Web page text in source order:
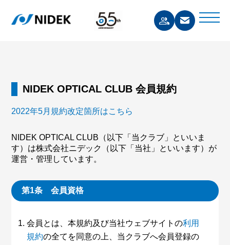
NIDEK OPTICAL CLUB 会員規約
2022年5月規約改定箇所はこちら
NIDEK OPTICAL CLUB（以下「当クラブ」といいま
す）は株式会社ニデック（以下「当社」といいます）が
運営・管理しています。
第1条 会員資格
会員とは、本規約及び当社ウェブサイトの利用
規約の全てを同意の上、当クラブへ会員登録の